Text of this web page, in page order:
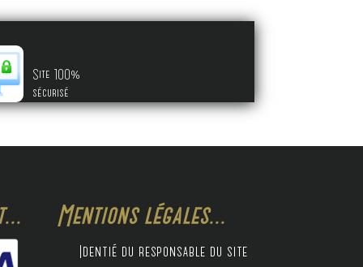
Site 100%
sécurisé
Mentions légales...
Identié du responsable du site